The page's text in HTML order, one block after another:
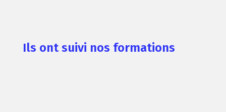
Ils ont suivi nos formations